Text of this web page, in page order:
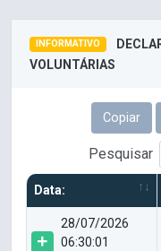
INFORMATIVO
VOLUNTÁRIAS
Copiar
Pesquisar
Data:
28/07/2026
06:30:01